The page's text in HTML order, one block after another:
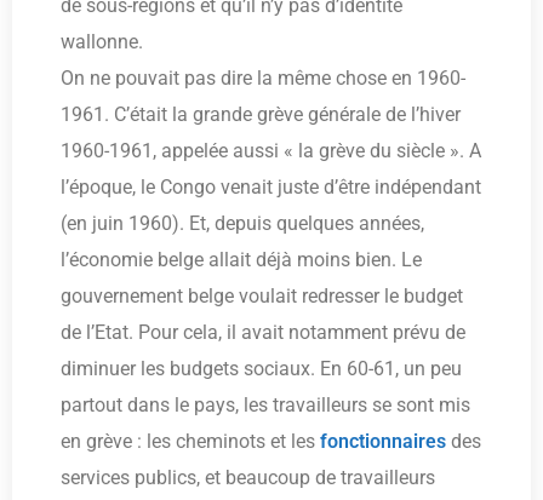
de sous-régions et qu’il n’y pas d’identité
wallonne.
On ne pouvait pas dire la même chose en 1960-
1961. C’était la grande grève générale de l’hiver
1960-1961, appelée aussi « la grève du siècle ». A
l’époque, le Congo venait juste d’être indépendant
(en juin 1960). Et, depuis quelques années,
l’économie belge allait déjà moins bien. Le
gouvernement belge voulait redresser le budget
de l’Etat. Pour cela, il avait notamment prévu de
diminuer les budgets sociaux. En 60-61, un peu
partout dans le pays, les travailleurs se sont mis
en grève : les cheminots et les fonctionnaires des
services publics, et beaucoup de travailleurs